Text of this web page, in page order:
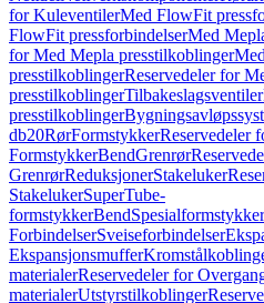
for KuleventilerMed FlowFit
FlowFit pressforbindelserMed
for Med Mepla presstilkoblinger
presstilkoblingerReservedeler for
presstilkoblingerTilbakeslagsventiler
presstilkoblinger
db20RørFormstykkerReservedeler
FormstykkerBendGrenrør
GrenrørReduksjonerStakeluker
StakelukerSuperTube-
formstykkerBendSpesialformstykker
ForbindelserSveiseforbindelser
Ekspansjonsmuffer
materialerReservedeler for
materialerUtstyrstilkoblinger